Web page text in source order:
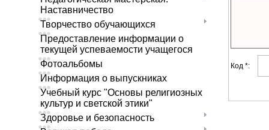
Наставничество
Творчество обучающихся
Предоставление информации о
текущей успеваемости учащегося
Фотоальбомы
Информация о выпускниках
Учебный курс "Основы религиозных
культур и светской этики"
Здоровье и безопасность
Код *: